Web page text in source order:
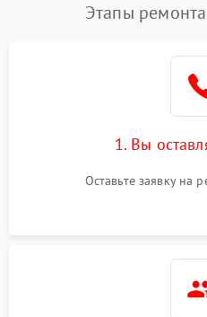
Этапы
1. Вы
Оставьте заявку на